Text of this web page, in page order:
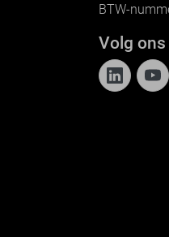
BTW-
Volg ons